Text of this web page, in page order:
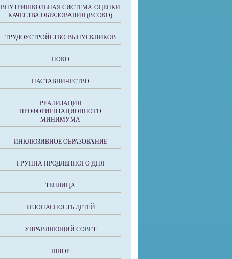
ВНУТРИШКОЛЬНАЯ СИСТЕМА ОЦЕНКИ
КАЧЕСТВА ОБРАЗОВАНИЯ (ВСОКО)
ТРУДОУСТРОЙСТВО ВЫПУСКНИКОВ
НОКО
НАСТАВНИЧЕСТВО
РЕАЛИЗАЦИЯ
ПРОФОРИЕНТАЦИОННОГО
МИНИМУМА
ИНКЛЮЗИВНОЕ ОБРАЗОВАНИЕ
ГРУППА ПРОДЛЕННОГО ДНЯ
ТЕПЛИЦА
БЕЗОПАСНОСТЬ ДЕТЕЙ
УПРАВЛЯЮЩИЙ СОВЕТ
ШНОР